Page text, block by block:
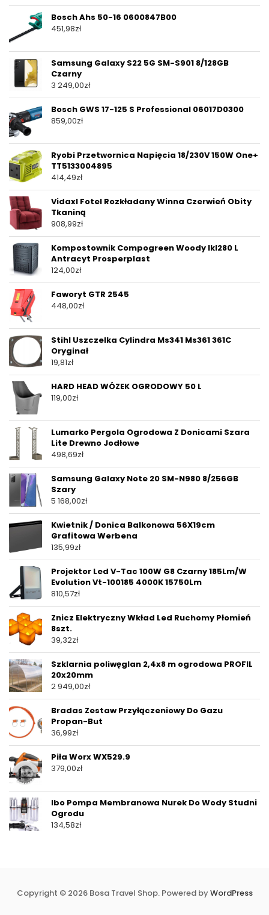
Bosch Ahs 50-16 0600847B00
451,98zł
Samsung Galaxy S22 5G SM-S901 8/128GB
Czarny
3 249,00zł
Bosch GWS 17-125 S Professional 06017D0300
859,00zł
Ryobi Przetwornica Napięcia 18/230V 150W One+
TT5133004895
414,49zł
Vidaxl Fotel Rozkładany Winna Czerwień Obity
Tkaniną
908,99zł
Kompostownik Compogreen Woody Ikl280 L
Antracyt Prosperplast
124,00zł
Faworyt GTR 2545
448,00zł
Stihl Uszczelka Cylindra Ms341 Ms361 361C
Oryginał
19,81zł
HARD HEAD WÓZEK OGRODOWY 50 L
119,00zł
Lumarko Pergola Ogrodowa Z Donicami Szara
Lite Drewno Jodłowe
498,69zł
Samsung Galaxy Note 20 SM-N980 8/256GB
Szary
5 168,00zł
Kwietnik / Donica Balkonowa 56X19cm
Grafitowa Werbena
135,99zł
Projektor Led V-Tac 100W G8 Czarny 185Lm/W
Evolution Vt-100185 4000K 15750Lm
810,57zł
Znicz Elektryczny Wkład Led Ruchomy Płomień
8szt.
39,32zł
Szklarnia poliwęglan 2,4x8 m ogrodowa PROFIL
20x20mm
2 949,00zł
Bradas Zestaw Przyłączeniowy Do Gazu
Propan-But
36,99zł
Piła Worx WX529.9
379,00zł
Ibo Pompa Membranowa Nurek Do Wody Studni
Ogrodu
134,58zł
Copyright © 2026 Bosa Travel Shop. Powered byWordPress